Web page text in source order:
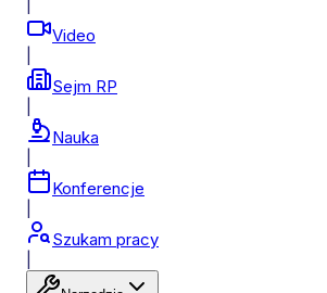
Video
Sejm RP
Nauka
Konferencje
Szukam pracy